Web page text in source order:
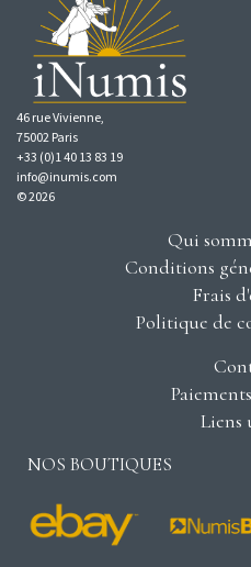
46 rue Vivienne,
75002 Paris
+33 (0)1 40 13 83 19
info@inumis.com
© 2026
Qui
Conditions
Frais
Politique de
Liens
NOS BOUTIQUES